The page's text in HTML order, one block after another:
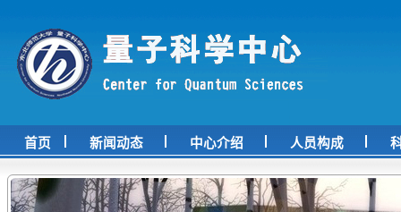
首页 新闻动态 中心介绍 人员构成